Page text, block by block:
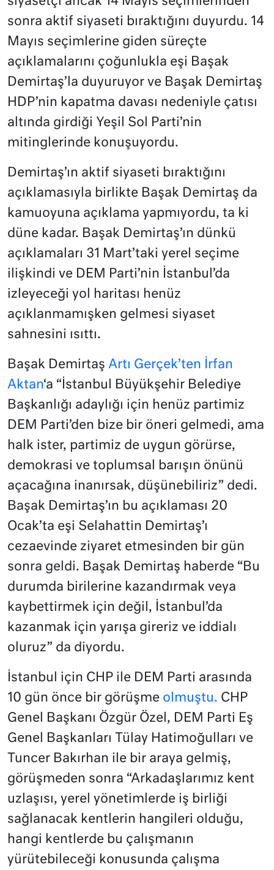
sonra aktif siyaseti bıraktığını duyurdu. 14
Mayıs seçimlerine giden süreçte
açıklamalarını çoğunlukla eşi Başak
Demirtaş’la duyuruyor ve Başak Demirtaş
HDP’nin kapatma davası nedeniyle çatısı
altında girdiği Yeşil Sol Parti’nin
mitinglerinde konuşuyordu.
Demirtaş’ın aktif siyaseti bıraktığını
açıklamasıyla birlikte Başak Demirtaş da
kamuoyuna açıklama yapmıyordu, ta ki
düne kadar. Başak Demirtaş’ın dünkü
açıklamaları 31 Mart’taki yerel seçime
ilişkindi ve DEM Parti’nin İstanbul’da
izleyeceği yol haritası henüz
açıklanmamışken gelmesi siyaset
sahnesini ısıttı.
Başak Demirtaş Artı Gerçek’ten İrfan
Aktan‘a “İstanbul Büyükşehir Belediye
Başkanlığı adaylığı için henüz partimiz
DEM Parti’den bize bir öneri gelmedi, ama
halk ister, partimiz de uygun görürse,
demokrasi ve toplumsal barışın önünü
açacağına inanırsak, düşünebiliriz” dedi.
Başak Demirtaş’ın bu açıklaması 20
Ocak’ta eşi Selahattin Demirtaş’ı
cezaevinde ziyaret etmesinden bir gün
sonra geldi. Başak Demirtaş haberde “Bu
durumda birilerine kazandırmak veya
kaybettirmek için değil, İstanbul’da
kazanmak için yarışa gireriz ve iddialı
oluruz” da diyordu.
İstanbul için CHP ile DEM Parti arasında
10 gün önce bir görüşme olmuştu. CHP
Genel Başkanı Özgür Özel, DEM Parti Eş
Genel Başkanları Tülay Hatimoğulları ve
Tuncer Bakırhan ile bir araya gelmiş,
görüşmeden sonra “Arkadaşlarımız kent
uzlaşısı, yerel yönetimlerde iş birliği
sağlanacak kentlerin hangileri olduğu,
hangi kentlerde bu çalışmanın
yürütebileceği konusunda çalışma